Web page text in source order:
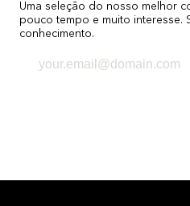
Uma seleção do nosso melhor
pouco tempo e muito interesse.
conhecimento.